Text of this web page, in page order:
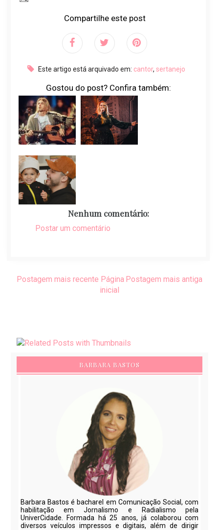
Compartilhe este post
Este artigo está arquivado em: cantor, sertanejo
Gostou do post? Confira também:
Nenhum comentário:
Postar um comentário
Postagem mais recente Postagem mais antiga
Página
inicial
BARBARA BASTOS
Barbara Bastos é bacharel em Comunicação Social, com
habilitação em Jornalismo e Radialismo pela
UniverCidade. Formada há 25 anos, já colaborou com
diversos veículos impressos e digitais, além de dirigir